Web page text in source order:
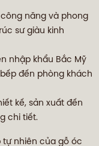
năng và phong
sư giàu kinh
nhập khẩu Bắc Mỹ
đến phòng khách
kế, sản xuất đến
chi tiết.
tự nhiên của gỗ óc